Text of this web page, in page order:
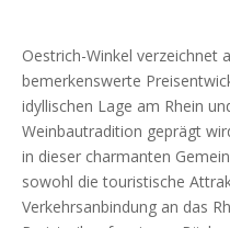
Oestrich-Winkel verzeichnet
bemerkenswerte
idyllischen Lage am Rhein
Weinbautradition geprägt
in dieser charmanten
sowohl die touristische
Verkehrsanbindung an das